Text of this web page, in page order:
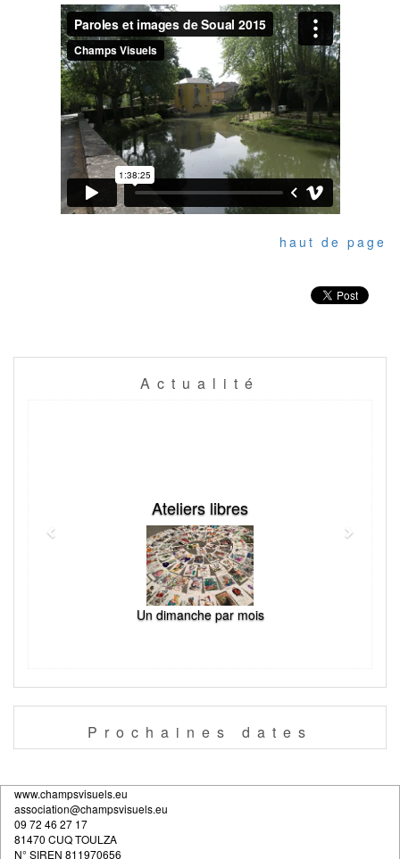
haut de page
Actualité
Ateliers libres
Un dimanche par mois
Prochaines dates
www.champsvisuels.eu
association@champsvisuels.eu
09 72 46 27 17
81470 CUQ TOULZA
N° SIREN 811970656